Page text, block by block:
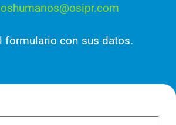
formulario con sus datos.